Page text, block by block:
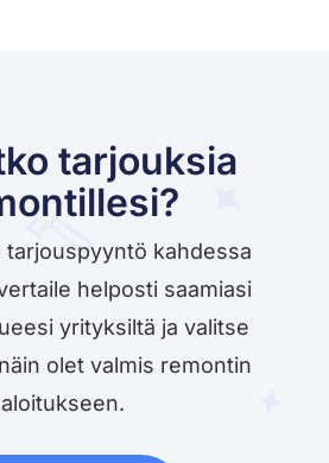
tarjouksia
tarjouspyyntö kahdessa
helposti saamiasi
yrityksiltä ja valitse
olet valmis remontin
aloitukseen.